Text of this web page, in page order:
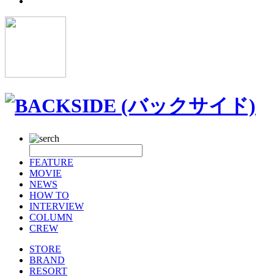
FEATURE
MOVIE
NEWS
HOW TO
INTERVIEW
COLUMN
CREW
STORE
BRAND
RESORT